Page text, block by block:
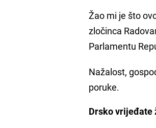
Žao mi je što
zločinca
Parlamentu
Nažalost,
poruke.
Drsko vrijeđate